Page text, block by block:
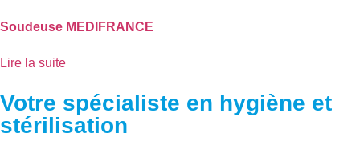
Soudeuse MEDIFRANCE
Lire la suite
Votre spécialiste en hygiène et
stérilisation